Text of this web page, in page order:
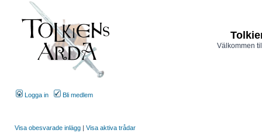
Välkommen
Logga in Bli medlem
Visa obesvarade inlägg | Visa aktiva trådar